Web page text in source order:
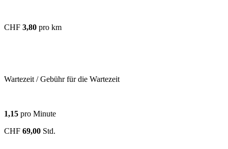
CHF 3,80 pro km
Wartezeit / Gebühr für die Wartezeit
1,15 pro Minute
CHF 69,00 Std.